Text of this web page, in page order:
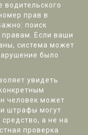
прав в
поиск
Если ваши
система может
было
увидеть
человек может
штрафы могут
а не на
проверка